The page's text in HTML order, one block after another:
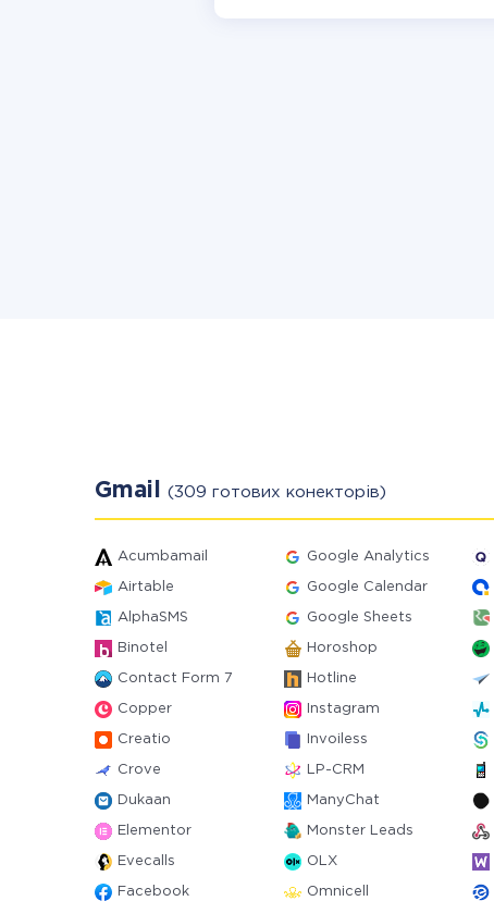
Gmail (309 готових конекторів)
Acumbamail Google Analytics
Airtable Google Calendar
AlphaSMS Google Sheets
Binotel Horoshop
Contact Form 7 Hotline
Copper Instagram
Creatio Invoiless
Crove LP-CRM
Dukaan ManyChat
Elementor Monster Leads
Evecalls OLX
Facebook Omnicell